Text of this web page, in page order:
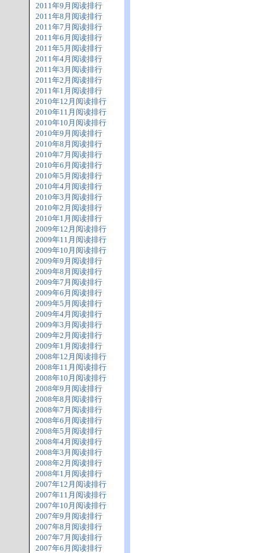
2011年9月阅读排行
2011年8月阅读排行
2011年7月阅读排行
2011年6月阅读排行
2011年5月阅读排行
2011年4月阅读排行
2011年3月阅读排行
2011年2月阅读排行
2011年1月阅读排行
2010年12月阅读排行
2010年11月阅读排行
2010年10月阅读排行
2010年9月阅读排行
2010年8月阅读排行
2010年7月阅读排行
2010年6月阅读排行
2010年5月阅读排行
2010年4月阅读排行
2010年3月阅读排行
2010年2月阅读排行
2010年1月阅读排行
2009年12月阅读排行
2009年11月阅读排行
2009年10月阅读排行
2009年9月阅读排行
2009年8月阅读排行
2009年7月阅读排行
2009年6月阅读排行
2009年5月阅读排行
2009年4月阅读排行
2009年3月阅读排行
2009年2月阅读排行
2009年1月阅读排行
2008年12月阅读排行
2008年11月阅读排行
2008年10月阅读排行
2008年9月阅读排行
2008年8月阅读排行
2008年7月阅读排行
2008年6月阅读排行
2008年5月阅读排行
2008年4月阅读排行
2008年3月阅读排行
2008年2月阅读排行
2008年1月阅读排行
2007年12月阅读排行
2007年11月阅读排行
2007年10月阅读排行
2007年9月阅读排行
2007年8月阅读排行
2007年7月阅读排行
2007年6月阅读排行